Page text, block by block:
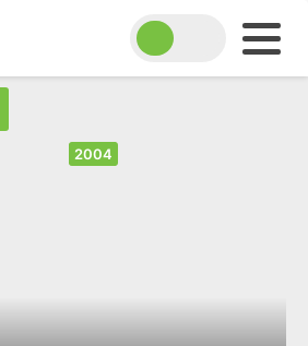
2004